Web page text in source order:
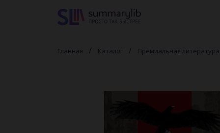
Главная Каталог Премиальная литература